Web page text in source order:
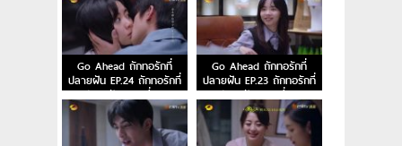
Go Ahead ถักทอรักที่
ปลายฝัน EP.24 ถักทอรักที่
ปลายฝัน ตอนที่ 24
Go Ahead ถักทอรักที่
ปลายฝัน EP.23 ถักทอรักที่
ปลายฝัน ตอนที่ 23